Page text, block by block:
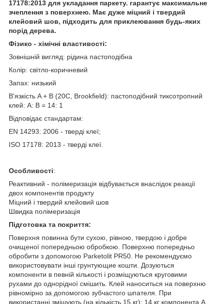
17178:2013 для укладання паркету. гарантує максимальне
зчеплення з поверхнею. Має дуже міцний і твердий
клейовий шов, підходить для приклеювання будь-яких
порід дерева.
Фізико - хімічні властивості:
Зовнішній вигляд: рідина пастоподібна
Колір: світло-коричневий
Запах: низький
В'язкість A + B (20С, Brookfield): пастоподібний тиксотропний
клей: А: В = 14: 1
Відповідає стандартам:
EN 14293: 2006 - тверді клеї;
ISO 17178: 2013 - тверді клеї.
Особливості:
Реактивний - полімеризація відбувається внаслідок реакції
двох компонентів продукту
Міцний і твердий клейовий шов
Швидка полімеризація
Підготовка та покриття:
Поверхня повинна бути сухою, рівною, твердою і добре
очищеної попередньою обробкою. Поверхню попередньо
обробити з допомогою Parketolit PR50. Не рекомендуємо
використовувати інші грунтующие кошти. Дозуються
компоненти в певній кількості і розміщуються круговими
рухами до однорідної смішить. Клей наноситься на поверхню
рівномірно за допомогою зубчастого шпателя. При
використанні змішують (на кількість 15 кг): 14 кг компонента А